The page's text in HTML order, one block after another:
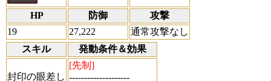
HP 防御
攻撃
19
27,222
通常攻撃なし
スキル
発動条件＆効果
封印の眼差し
[先制]
--------------------